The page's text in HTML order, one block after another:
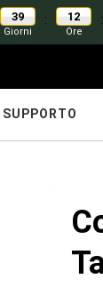
39
Giorni
: 12
Ore
:
SUPPORTO